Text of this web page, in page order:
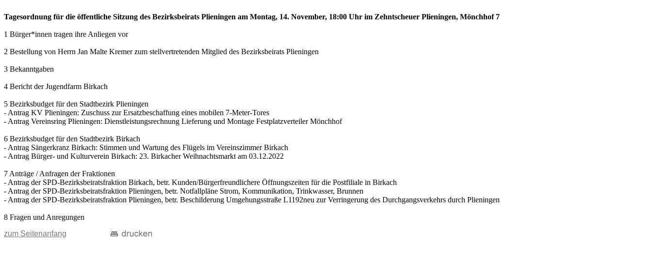
Tagesordnung für die öffentliche Sitzung des Bezirksbeirats Plieningen am Montag, 14. November, 18:00 Uhr im Zehntscheuer Plieningen, Mönchhof 7
1 Bürger*innen tragen ihre Anliegen vor
2 Bestellung von Herrn Jan Malte Kremer zum stellvertretenden Mitglied des Bezirksbeirats Plieningen
3 Bekanntgaben
4 Bericht der Jugendfarm Birkach
5 Bezirksbudget für den Stadtbezirk Plieningen
- Antrag KV Plieningen: Zuschuss zur Ersatzbeschaffung eines mobilen 7-Meter-Tores
- Antrag Vereinsring Plieningen: Dienstleistungsrechnung Lieferung und Montage Festplatzverteiler Mönchhof
6 Bezirksbudget für den Stadtbezirk Birkach
- Antrag Sängerkranz Birkach: Stimmen und Wartung des Flügels im Vereinszimmer Birkach
- Antrag Bürger- und Kulturverein Birkach: 23. Birkacher Weihnachtsmarkt am 03.12.2022
7 Anträge / Anfragen der Fraktionen
- Antrag der SPD-Bezirksbeiratsfraktion Birkach, betr. Kunden/Bürgerfreundlichere Öffnungszeiten für die Postfiliale in Birkach
- Antrag der SPD-Bezirksbeiratsfraktion Plieningen, betr. Notfallpläne Strom, Kommunikation, Trinkwasser, Brunnen
- Antrag der SPD-Bezirksbeiratsfraktion Plieningen, betr. Beschilderung Umgehungsstraße L1192neu zur Verringerung des Durchgangsverkehrs durch Plieningen
8 Fragen und Anregungen
zum Seitenanfang